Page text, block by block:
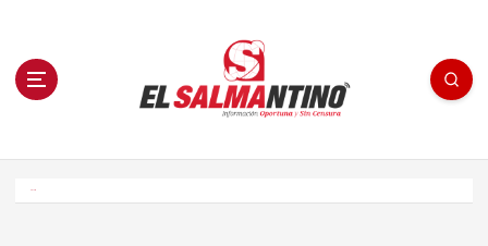
n El Salmantino - medios/noticias/editorial